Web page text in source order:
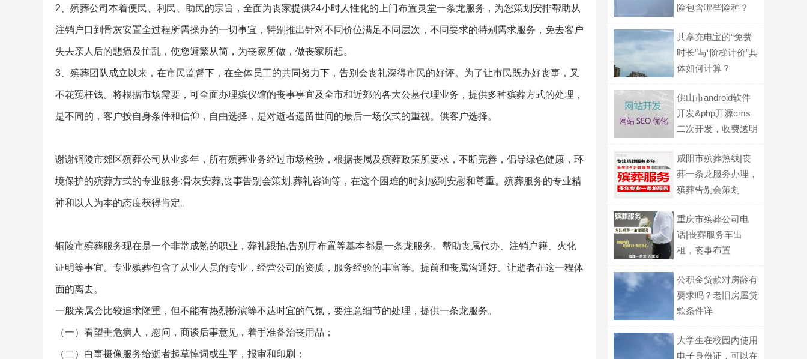
2、殡葬公司本着便民、利民、助民的宗旨，全面为丧家提供24小时人性化的上门布置灵堂一条龙服务，为您策划安排帮助从
注销户口到骨灰安置全过程所需操办的一切事宜，特别推出针对不同价位满足不同层次，不同要求的特别需求服务，免去客户
失去亲人后的悲痛及忙乱，使您避繁从简，为丧家所做，做丧家所想。
3、殡葬团队成立以来，在市民监督下，在全体员工的共同努力下，告别会丧礼深得市民的好评。为了让市民既办好丧事，又
不花冤枉钱。将根据市场需要，可全面办理殡仪馆的丧事事宜及全市和近郊的各大公墓代理业务，提供多种殡葬方式的处理，
是不同的，客户按自身条件和信仰，自由选择，是对逝者遗留世间的最后一场仪式的重视。供客户选择。
谢谢铜陵市郊区殡葬公司从业多年，所有殡葬业务经过市场检验，根据丧属及殡葬政策所要求，不断完善，倡导绿色健康，环
境保护的殡葬方式的专业服务:骨灰安葬,丧事告别会策划,葬礼咨询等，在这个困难的时刻感到安慰和尊重。殡葬服务的专业精
神和以人为本的态度获得肯定。
铜陵市殡葬服务现在是一个非常成熟的职业，葬礼跟拍,告别厅布置等基本都是一条龙服务。帮助丧属代办、注销户籍、火化
证明等事宜。专业殡葬包含了从业人员的专业，经营公司的资质，服务经验的丰富等。提前和丧属沟通好。让逝者在这一程体
面的离去。
一般亲属会比较追求隆重，但不能有热烈扮演等不达时宜的气氛，要注意细节的处理，提供一条龙服务。
（一）看望垂危病人，慰问，商谈后事意见，着手准备治丧用品；
（二）白事摄像服务给逝者起草悼词或生平，报审和印刷；
险包含哪些险种？
共享充电宝的“免费
时长”与“阶梯计价”具
体如何计算？
佛山市android软件
开发&php开源cms
二次开发，收费透明
咸阳市殡葬热线|丧
葬一条龙服务办理，
殡葬告别会策划
重庆市殡葬公司电
话|丧葬服务车出
租，丧事布置
公积金贷款对房龄有
要求吗？老旧房屋贷
款条件详
大学生在校园内使用
电子身份证，可以在